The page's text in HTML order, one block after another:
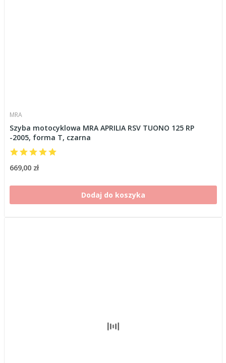
MRA
Szyba motocyklowa MRA APRILIA RSV TUONO 125 RP
-2005, forma T, czarna
669,00 zł
Dodaj do koszyka